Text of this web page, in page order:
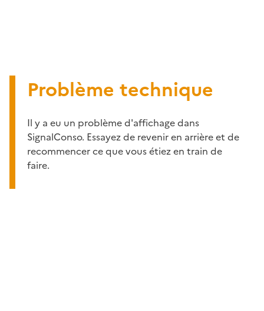
Problème technique
Il y a eu un problème d'affichage dans
SignalConso. Essayez de revenir en arrière et de
recommencer ce que vous étiez en train de
faire.